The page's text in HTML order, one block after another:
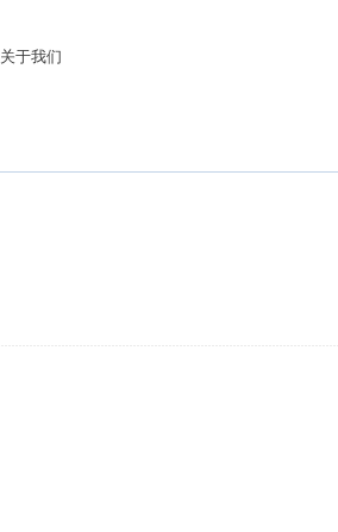
关于我们